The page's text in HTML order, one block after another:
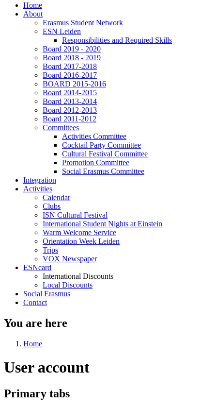
Home
About
Erasmus Student Network
ESN Leiden
Responsibilities and Required Skills
Board 2019 - 2020
Board 2018 - 2019
Board 2017-2018
Board 2016-2017
BOARD 2015-2016
Board 2014-2015
Board 2013-2014
Board 2012-2013
Board 2011-2012
Committees
Activities Committee
Cocktail Party Committee
Cultural Festival Committee
Promotion Committee
Social Erasmus Committee
Integration
Activities
Calendar
Clubs
ISN Cultural Festival
International Student Nights at Einstein
Warm Welcome Service
Orientation Week Leiden
Trips
VOX Newspaper
ESNcard
International Discounts
Local Discounts
Social Erasmus
Contact
You are here
Home
User account
Primary tabs